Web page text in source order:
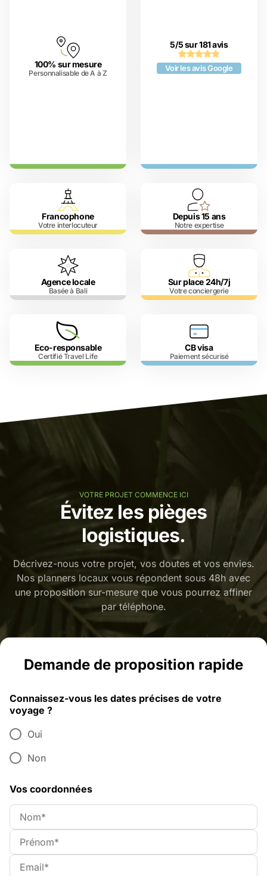
100% sur mesure
Personnalisable de A à Z
5/5 sur 181 avis
Voir les avis Google
Francophone
Votre interlocuteur
Depuis 15 ans
Notre expertise
Agence locale
Basée à Bali
Sur place 24h/7j
Votre conciergerie
Eco-responsable
Certifié Travel Life
CB visa
Paiement sécurisé
VOTRE PROJET COMMENCE ICI
Évitez les pièges
logistiques.
Décrivez-nous votre projet, vos doutes et vos envies.
Nos planners locaux vous répondent sous 48h avec
une proposition sur-mesure que vous pourrez affiner
par téléphone.
Demande de proposition rapide
Connaissez-vous les dates précises de votre
voyage ?
Oui
Non
Vos coordonnées